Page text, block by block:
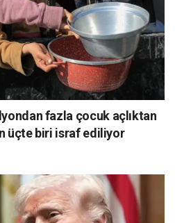
fazla çocuk açlıktan
üçte biri israf ediliyor